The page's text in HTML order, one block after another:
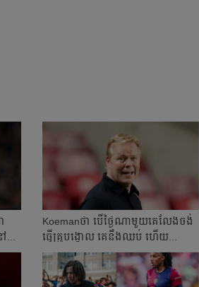
Koemanថា​ បើ​ថ្ងៃ​ណា​មួយ​គេ​លែង​ចង់​
ធ្វើ​គ្រូ​បង្គោល​ គេ​នឹង​ឈប់​ ហើយ​...